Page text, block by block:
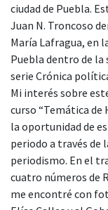
ciudad de Puebla.
Juan N. Troncoso
María Lafragua, en
Puebla dentro de la
serie Crónica
Mi interés sobre
curso “Temática de
la oportunidad de
periodo a través
periodismo. En el
cuatro números de
me encontré con